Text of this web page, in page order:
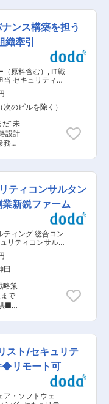
ステ
細
ジュ
社会
し、
画す
す。
材開
ス
なか
航
規模
リア
般
性管
安
構
を避
継
の常
査
の
を活
・影
通信
洗い
定お
ンシ
率
環
改
の
など
幅広
社出
境◎
寧な
ンス構築を担う
牽引
原料含む） , IT戦
セキュリティコ
スト
のビルを除く）
“未
設計
・組
ーク
沿っ
バル
ン）
の実
ジメ
構
ン
ルー
の出
す
員3
て
ル
。
ティコンサルタン
新鋭ファーム
ティング 総合コン
リティコンサルタ
スクコンサルタン
田
略策
で
■□
要な
へ
して
ンバ
営業
スセ
スト/セキュリテ
◆リモート可
ア・ソフトウェ